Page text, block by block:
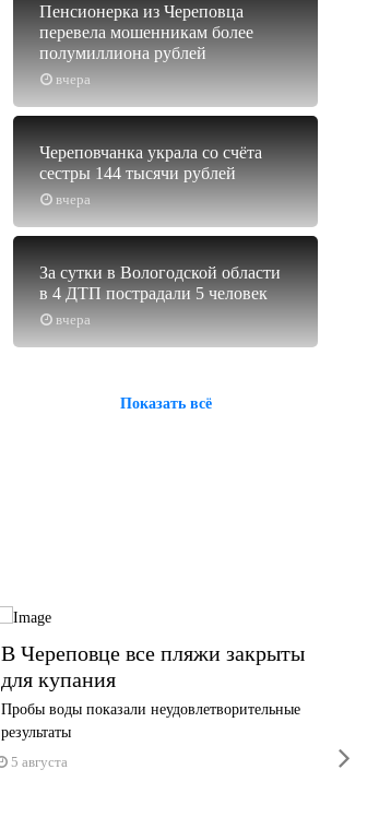
вчера
Пенсионерка из Череповца
перевела мошенникам более
полумиллиона рублей
вчера
Череповчанка украла со счёта
сестры 144 тысячи рублей
вчера
За сутки в Вологодской области
в 4 ДТП пострадали 5 человек
Показать всё
В Череповце все пляжи закрыты
для купания
Пробы воды показали неудовлетворительные
результаты
5 августа
1 июня